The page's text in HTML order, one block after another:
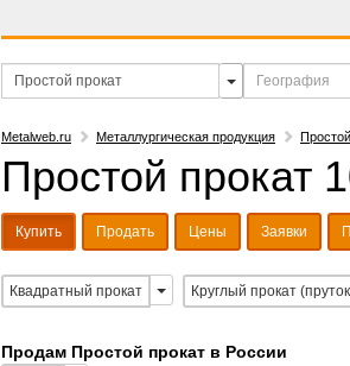
Metalweb.ru Металлургическая продукция
Простой прокат
Купить Продать Цены Заявки
Квадратный прокат Круглый прокат
Продам Простой прокат в России